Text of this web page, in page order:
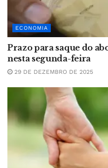
ECONOMIA
Prazo para saque do
nesta segunda-feira
29 DE DEZEMBRO DE 2025